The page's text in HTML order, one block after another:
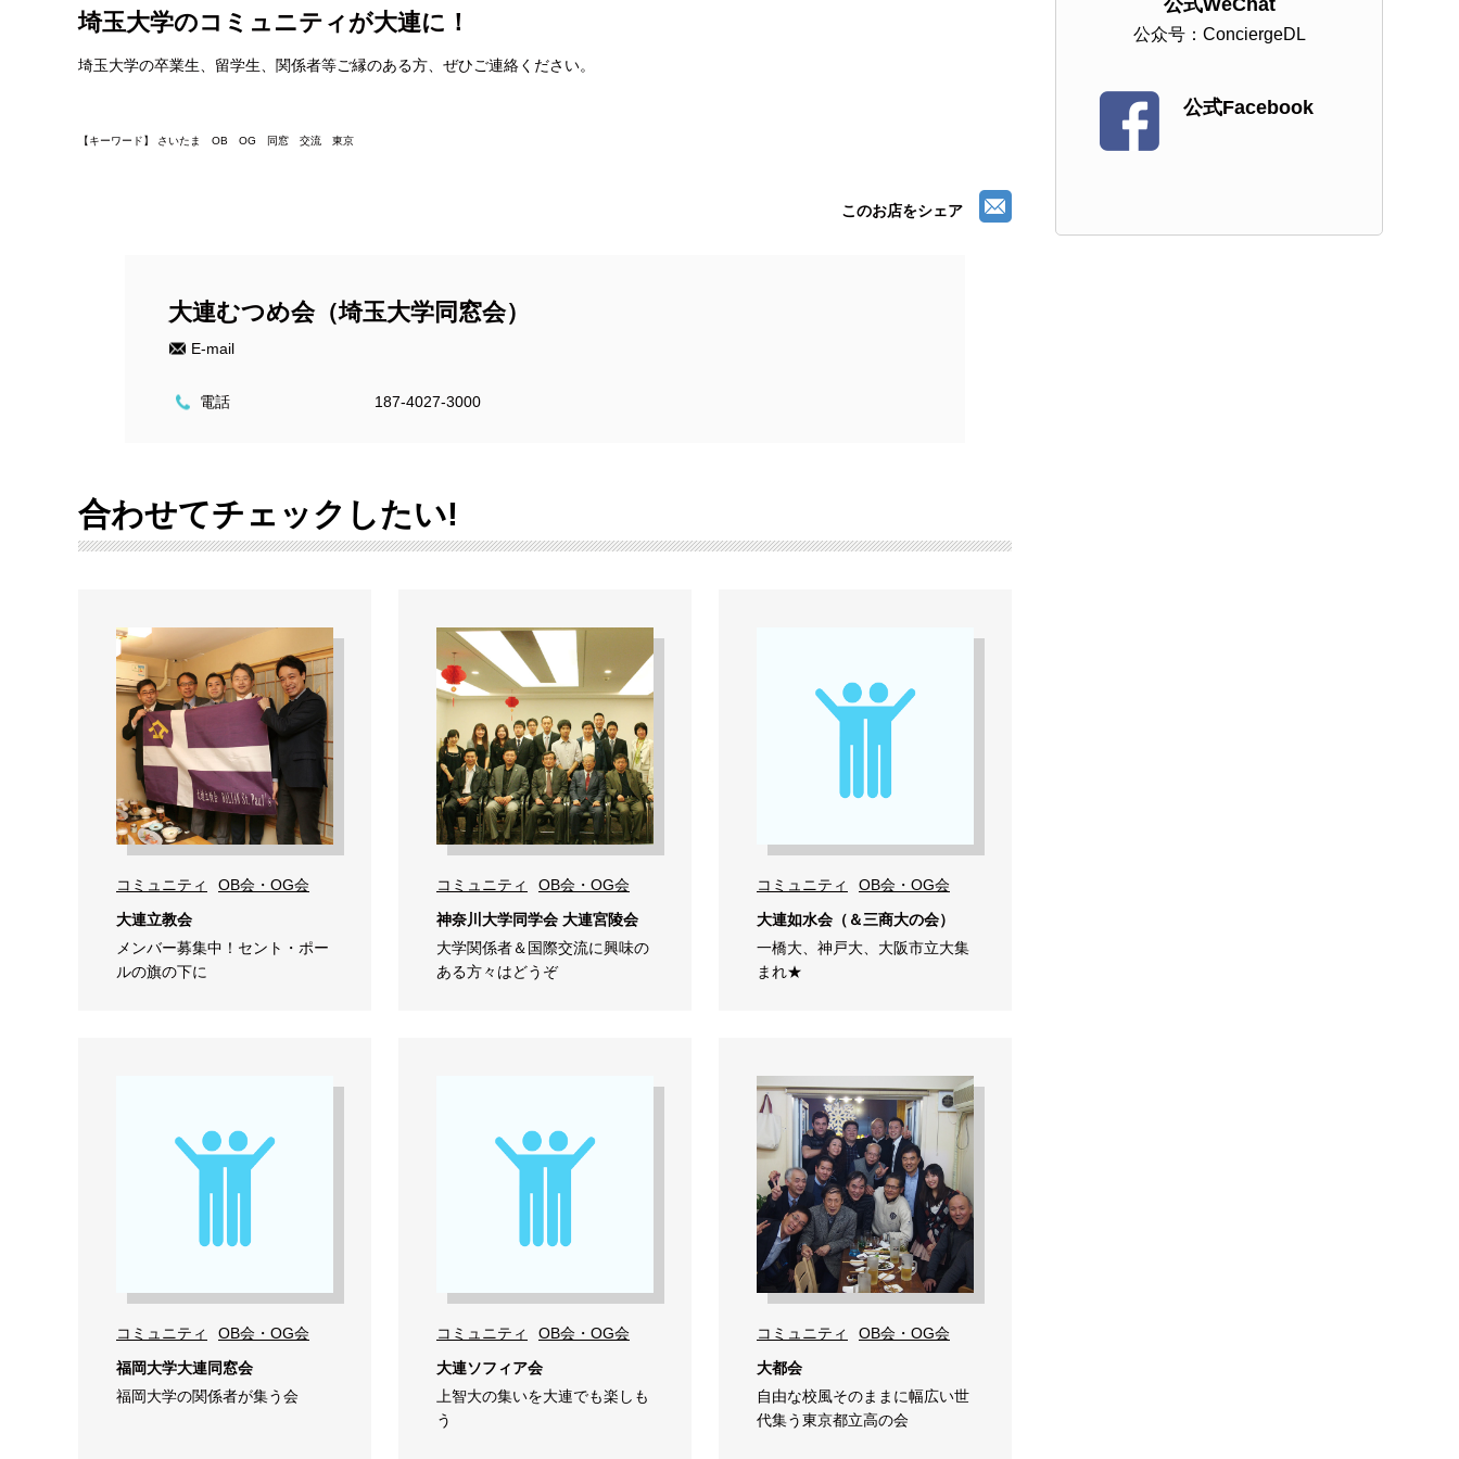
埼玉大学のコミュニティが大連に！
埼玉大学の卒業生、留学生、関係者等ご縁のある方、ぜひご連絡ください。
【キーワード】 さいたま OB OG 同窓 交流 東京
このお店をシェア
大連むつめ会（埼玉大学同窓会）
E-mail
電話 187-4027-3000
合わせてチェックしたい!
コミュニティ
OB会・OG会
大連立教会
メンバー募集中！セント・ポー
ルの旗の下に
コミュニティ
OB会・OG会
神奈川大学同学会 大連宮陵会
大学関係者＆国際交流に興味の
ある方々はどうぞ
コミュニティ
OB会・OG会
大連如水会（＆三商大の会）
一橋大、神戸大、大阪市立大集
まれ★
コミュニティ
OB会・OG会
福岡大学大連同窓会
福岡大学の関係者が集う会
コミュニティ
OB会・OG会
大連ソフィア会
上智大の集いを大連でも楽しも
う
コミュニティ
OB会・OG会
大都会
自由な校風そのままに幅広い世
代集う東京都立高の会
公众号：ConciergeDL
公式Facebook